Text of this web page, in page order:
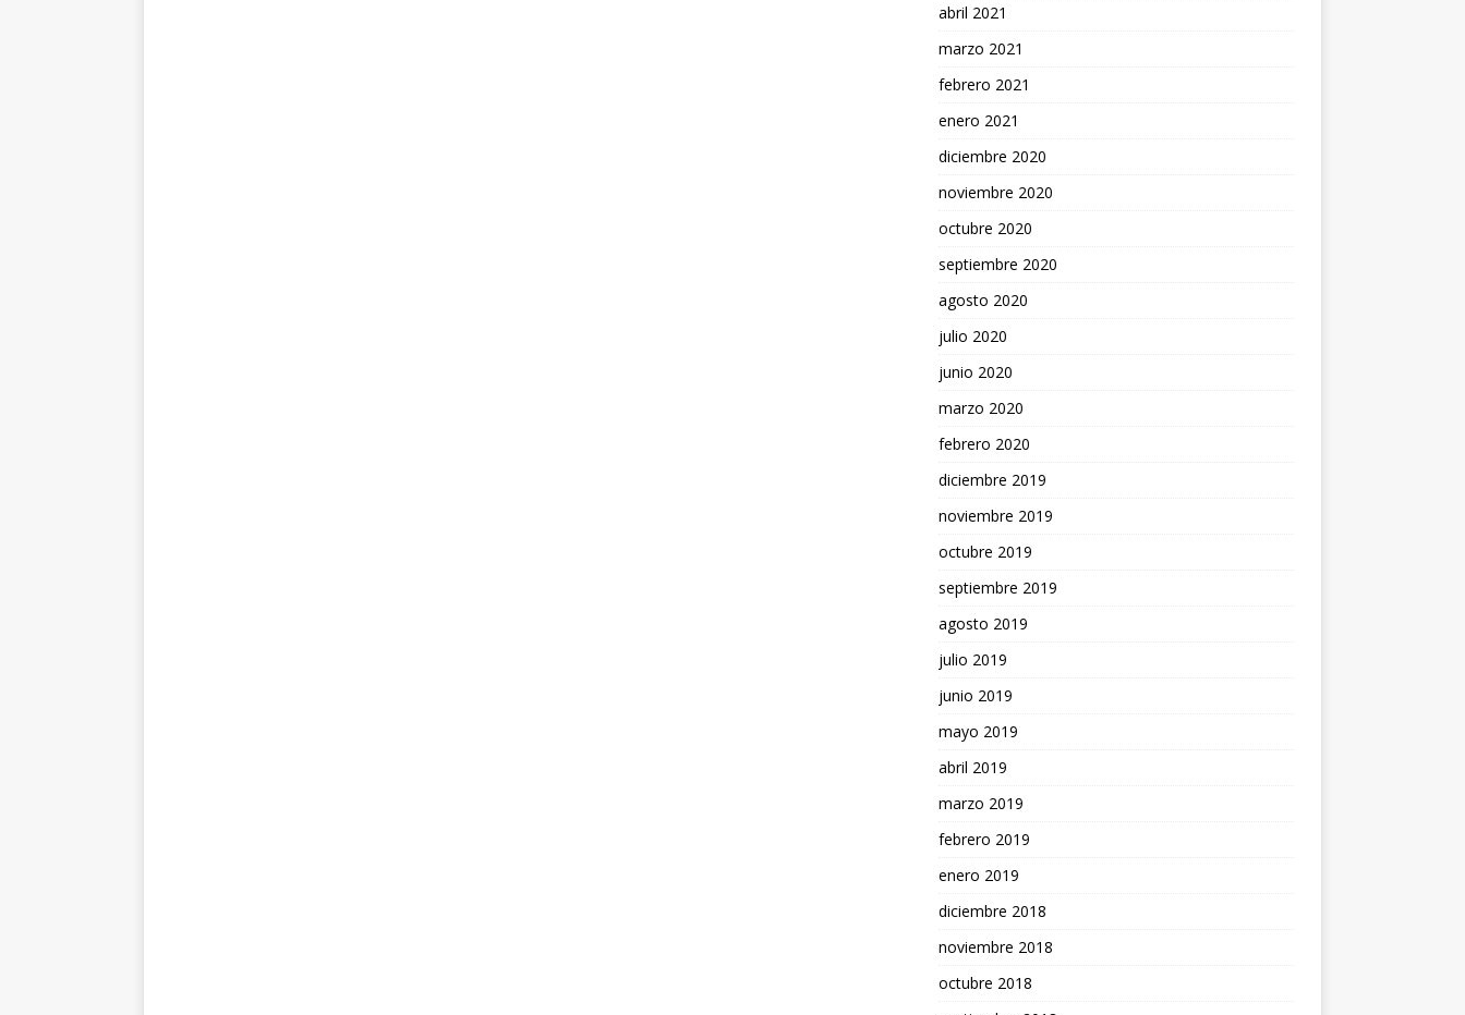
abril 2021
marzo 2021
febrero 2021
enero 2021
diciembre 2020
noviembre 2020
octubre 2020
septiembre 2020
agosto 2020
julio 2020
junio 2020
marzo 2020
febrero 2020
diciembre 2019
noviembre 2019
octubre 2019
septiembre 2019
agosto 2019
julio 2019
junio 2019
mayo 2019
abril 2019
marzo 2019
febrero 2019
enero 2019
diciembre 2018
noviembre 2018
octubre 2018